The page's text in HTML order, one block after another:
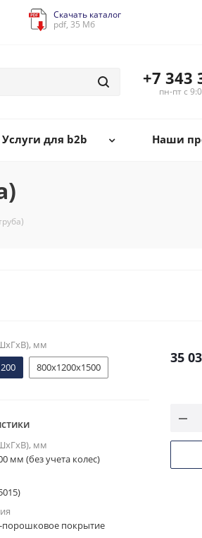
Скачать каталог
pdf, 35 Мб
+7 343
пн-пт с
Услуги для b2b Наши
мм
800х1200х1500
мм
мм (без учета колес)
покрытие
35